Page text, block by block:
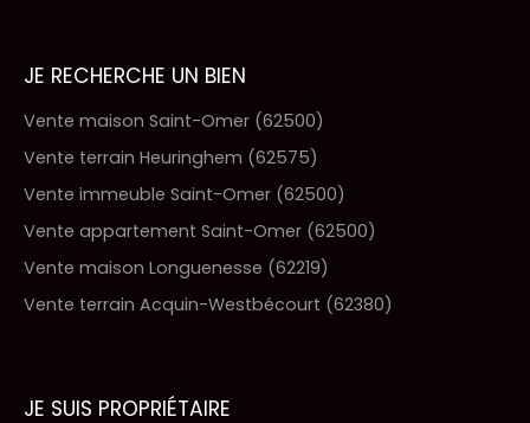
JE RECHERCHE UN BIEN
Vente maison Saint-Omer (62500)
Vente terrain Heuringhem (62575)
Vente immeuble Saint-Omer (62500)
Vente appartement Saint-Omer (62500)
Vente maison Longuenesse (62219)
Vente terrain Acquin-Westbécourt (62380)
JE SUIS PROPRIÉTAIRE